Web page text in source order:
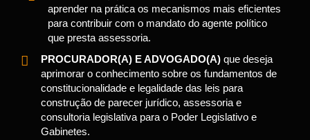
PROCURADOR(A) E ADVOGADO(A)que deseja
aprimorar o conhecimento sobre os fundamentos de
constitucionalidade e legalidade das leis para
construção de parecer jurídico, assessoria e
consultoria legislativa para o Poder Legislativo e
Gabinetes.
aprender na prática os mecanismos mais eficientes
para contribuir com o mandato do agente político
que presta assessoria.